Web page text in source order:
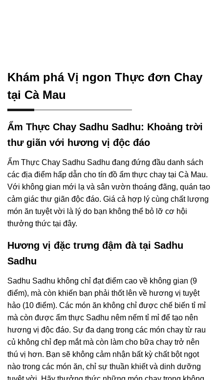
Khám phá Vị ngon Thực đơn Chay
tại Cà Mau
Ẩm Thực Chay Sadhu Sadhu: Khoảng trời
thư giãn với hương vị độc đáo
Ẩm Thực Chay Sadhu Sadhu đang đứng đầu danh sách
các địa điểm hấp dẫn cho tín đồ ẩm thực chay tại Cà Mau.
Với không gian mới lạ và sân vườn thoáng đãng, quán tạo
cảm giác thư giãn độc đáo. Giá cả hợp lý cùng chất lượng
món ăn tuyệt vời là lý do bạn không thể bỏ lỡ cơ hội
thưởng thức tại đây.
Hương vị đặc trưng đậm đà tại Sadhu
Sadhu
Sadhu Sadhu không chỉ đạt điểm cao về không gian (9
điểm), mà còn khiến bạn phải thốt lên về hương vị tuyệt
hảo (10 điểm). Các món ăn không chỉ được chế biến tỉ mỉ
mà còn được ẩm thực Sadhu nêm nếm tỉ mỉ để tạo nên
hương vị độc đáo. Sự đa dạng trong các món chay từ rau
củ không chỉ đẹp mắt mà còn làm cho bữa chay trở nên
thú vị hơn. Bạn sẽ không cảm nhận bất kỳ chất bột ngọt
nào trong các món ăn, chỉ sự thuần khiết và dinh dưỡng